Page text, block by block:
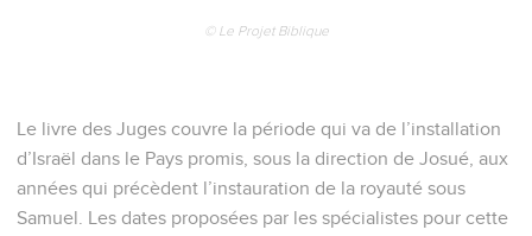
© Le Projet Biblique
Le livre des Juges couvre la période qui va de l’installation
d’Israël dans le Pays promis, sous la direction de Josué, aux
années qui précèdent l’instauration de la royauté sous
Samuel. Les dates proposées par les spécialistes pour cette